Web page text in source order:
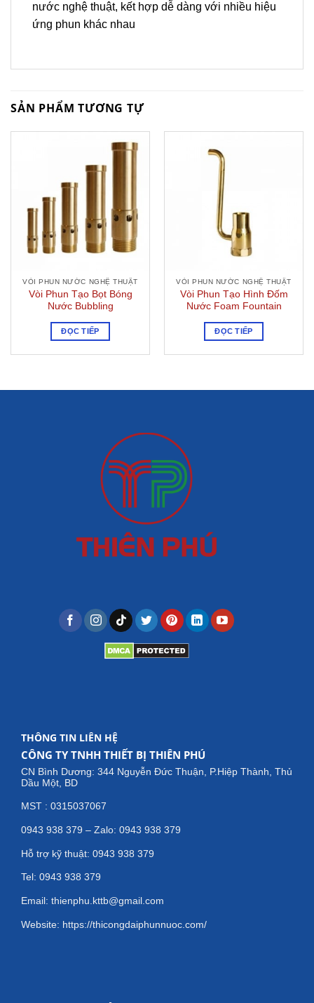
nước nghệ thuật, kết hợp dễ dàng với nhiều hiệu
ứng phun khác nhau
SẢN PHẨM TƯƠNG TỰ
VÒI PHUN NƯỚC NGHỆ THUẬT
Vòi Phun Tạo Bọt Bóng
Nước Bubbling
ĐỌC TIẾP
VÒI PHUN NƯỚC NGHỆ THUẬT
Vòi Phun Tạo Hình Đốm
Nước Foam Fountain
ĐỌC TIẾP
THÔNG TIN LIÊN HỆ
CÔNG TY TNHH THIẾT BỊ THIÊN PHÚ
CN Bình Dương: 344 Nguyễn Đức Thuận, P.Hiệp Thành, Thủ
Dầu Một, BD
MST : 0315037067
0943 938 379 – Zalo: 0943 938 379
Hỗ trợ kỹ thuật: 0943 938 379
Tel: 0943 938 379
Email: thienphu.kttb@gmail.com
Website: https://thicongdaiphunnuoc.com/